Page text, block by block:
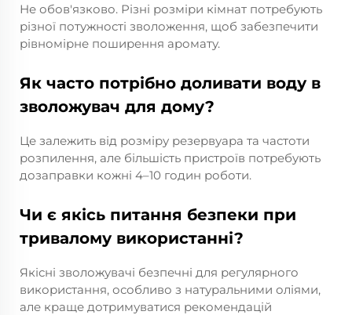
Не обов'язково. Різні розміри кімнат потребують
різної потужності зволоження, щоб забезпечити
рівномірне поширення аромату.
Як часто потрібно доливати воду в
зволожувач для дому?
Це залежить від розміру резервуара та частоти
розпилення, але більшість пристроїв потребують
дозаправки кожні 4–10 годин роботи.
Чи є якісь питання безпеки при
тривалому використанні?
Якісні зволожувачі безпечні для регулярного
використання, особливо з натуральними оліями,
але краще дотримуватися рекомендацій